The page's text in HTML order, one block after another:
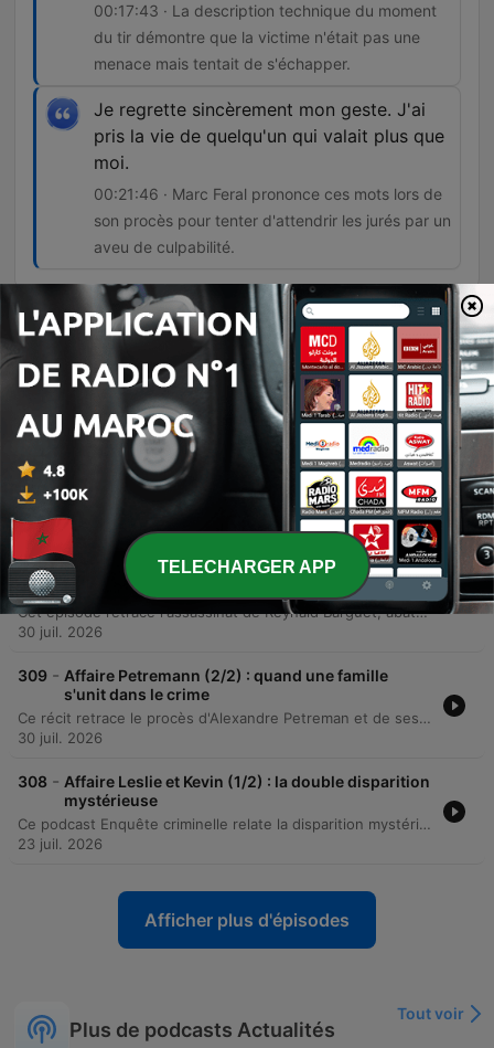
00:17:43 · La description technique du moment
du tir démontre que la victime n'était pas une
menace mais tentait de s'échapper.
Je regrette sincèrement mon geste. J'ai
pris la vie de quelqu'un qui valait plus que
moi.
00:21:46 · Marc Feral prononce ces mots lors de
son procès pour tenter d'attendrir les jurés par un
aveu de culpabilité.
Épisodes
312 - Affaire Marc Féral (1/2) : une amitié mortelle
Cet épisode retrace l'enquête sur l'assassinat de Jean-Paul Chardenou par Marc Feral, révélant comment le suspect a manipulé les enquêteurs en utilisant l'identité de sa victime pour envoyer des menaces. L'enquête explore également l'obsession de Feral pour une femme nommée Martine et les soupçons de meurtres en série liés à la disparition d'un gendarme. Le récit détaille les preuves balistiques démontrant que Marc Feral a mis en scène une tentative de suicide pour masquer une exécution préméditée. Enfin, l'épisode revient sur son procès à Rodez, où l'accusé a tenté une stratégie de mea culpa avant d'être condamné à 24 ans de réclusion criminelle.
06 août 2026
311 - Affaire Marc Féral (2/2) : une amitié mortelle
Ce récit retrace l'histoire du meurtre de Jean-Paul Chardenou, un garagiste abattu en 2010 par son ami Marc Feral. L'enquête explore les mobiles passionnels liés à Martine, l'ex-compagne de l'assassin et nouvelle amante de la victime. L'épisode détaille les motivations de Marc Feral, marquées par une trahison amoureuse et un harcèlement téléphonique humiliant. Les tensions et les menaces perçues ont finalement conduit à l'affrontement fatal au garage des Chardenou.
06 août 2026
310 - Affaire Petremann (1/2) : quand une famille s'unit
dans le crime
Cet épisode retrace l'assassinat de Reynald Barguet, abattu par balle dans sa caravane en février 2016. L'enquête révèle l'implication de son ex-compagne Coralie et de son nouveau compagnon Alexandre Petroman, ce dernier ayant avoué avoir orchestré le meurtre pour protéger Coralie. L'investigation explore également la thèse d'une manipulation par la belle-mère, Valérie Andrieux. Les enquêteurs soupçonnent que cette dernière soit le véritable cerveau de l'opération, s'appuyant sur des indices tels que des achats suspects et une communication intense avec Alexandre Petroman la nuit des faits.
30 juil. 2026
309 - Affaire Petremann (2/2) : quand une famille
s'unit dans le crime
Ce récit retrace le procès d'Alexandre Petreman et de ses co-accusés pour l'assassinat de Reynald. À travers les témoignages bouleversants des familles, les contradictions des accusés et les accusations graves portées par Coralie, l'audience met en lumière la tragédie humaine derrière l'acte criminel. L'épisode détaille également le verdict final, précisant les peines de prison prononcées pour Alexandre Petreman et Valérie Andrieux. Le récit se conclut sur l'émotion intense des familles impliquées et un échange poignant entre le père de la victime et celui de l'accusé à l'issue de l'audience.
30 juil. 2026
308 - Affaire Leslie et Kevin (1/2) : la double disparition
mystérieuse
Ce podcast Enquête criminelle relate la disparition mystérieuse de Leslie Hurlbeck et Kevin en novembre 2022. L'enquête explore les premiers doutes des proches, l'implication suspecte de leur ami Tom dans un contexte de jalousie amoureuse, ainsi que la découverte d'effets personnels et d'indices troublants à Puy-Raveau.
23 juil. 2026
Afficher plus d'épisodes
Plus de podcasts Actualités
Tout voir
TELECHARGER APP